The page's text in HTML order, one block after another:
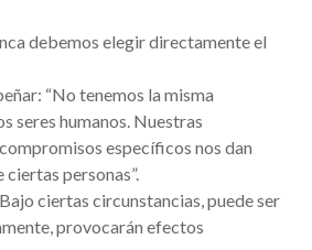
debemos elegir directamente el
“No tenemos la misma
seres humanos. Nuestras
específicos nos dan
personas”.
ciertas circunstancias, puede ser
provocarán efectos